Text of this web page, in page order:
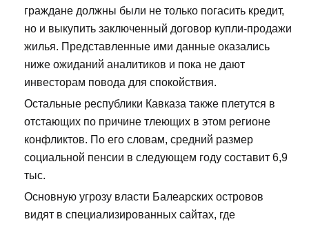
граждане должны были не только погасить кредит,
но и выкупить заключенный договор купли-продажи
жилья. Представленные ими данные оказались
ниже ожиданий аналитиков и пока не дают
инвесторам повода для спокойствия.
Остальные республики Кавказа также плетутся в
отстающих по причине тлеющих в этом регионе
конфликтов. По его словам, средний размер
социальной пенсии в следующем году составит 6,9
тыс.
Основную угрозу власти Балеарских островов
видят в специализированных сайтах, где